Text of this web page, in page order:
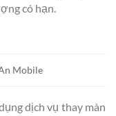
có hạn.
Mobile
dịch vụ thay màn